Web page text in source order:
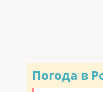
Погода в